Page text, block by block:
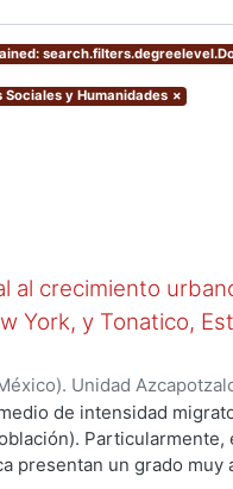
y Humanidades ×
al crecimiento
York, y Tonatico,
Unidad
)Moreno Aquino, Alicia
de intensidad
Particularmente,
presentan un grado muy